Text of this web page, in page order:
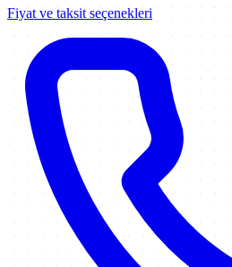
Fiyat ve taksit seçenekleri